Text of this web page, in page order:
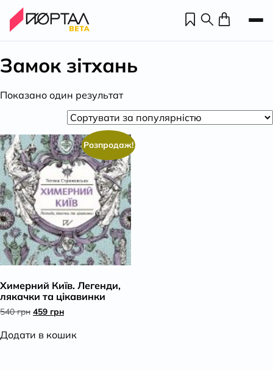
Замок зітхань
Показано один результат
Розпродаж!
Химерний Київ. Легенди,
лякачки та цікавинки
540грн Оригінальна
459 грнПоточна
Додати в кошик